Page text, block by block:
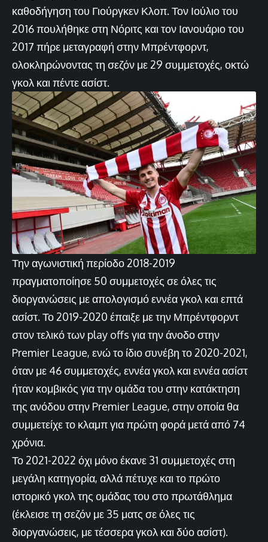
καθοδήγηση του Γιούργκεν Κλοπ. Τον Ιούλιο του
2016 πουλήθηκε στη Νόριτς και τον Ιανουάριο του
2017 πήρε μεταγραφή στην Μπρέντφορντ,
ολοκληρώνοντας τη σεζόν με 29 συμμετοχές, οκτώ
γκολ και πέντε ασίστ.
Την αγωνιστική περίοδο 2018-2019
πραγματοποίησε 50 συμμετοχές σε όλες τις
διοργανώσεις με απολογισμό εννέα γκολ και επτά
ασίστ. Το 2019-2020 έπαιξε με την Μπρέντφορντ
στον τελικό των play offs για την άνοδο στην
Premier League, ενώ το ίδιο συνέβη το 2020-2021,
όταν με 46 συμμετοχές, εννέα γκολ και εννέα ασίστ
ήταν κομβικός για την ομάδα του στην κατάκτηση
της ανόδου στην Premier League, στην οποία θα
συμμετείχε το κλαμπ για πρώτη φορά μετά από 74
χρόνια.
Το 2021-2022 όχι μόνο έκανε 31 συμμετοχές στη
μεγάλη κατηγορία, αλλά πέτυχε και το πρώτο
ιστορικό γκολ της ομάδας του στο πρωτάθλημα
(έκλεισε τη σεζόν με 35 ματς σε όλες τις
διοργανώσεις, με τέσσερα γκολ και δύο ασίστ).